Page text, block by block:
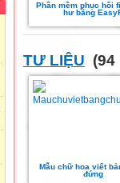
Phần mềm phục hồi
hư bằng
TƯ LIỆU (94
Mẫu chữ hoa viết
đứng